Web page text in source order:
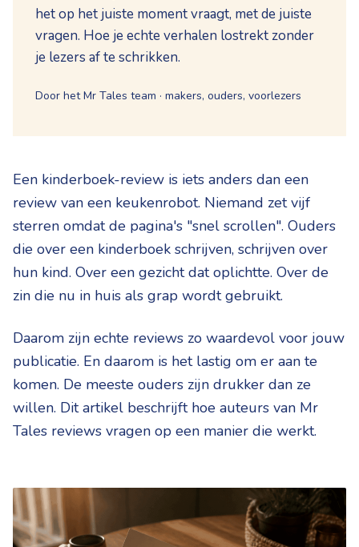
het op het juiste moment vraagt, met de juiste
vragen. Hoe je echte verhalen lostrekt zonder
je lezers af te schrikken.
Door het Mr Tales team · makers, ouders, voorlezers
Een kinderboek-review is iets anders dan een
review van een keukenrobot. Niemand zet vijf
sterren omdat de pagina's "snel scrollen". Ouders
die over een kinderboek schrijven, schrijven over
hun kind. Over een gezicht dat oplichtte. Over de
zin die nu in huis als grap wordt gebruikt.
Daarom zijn echte reviews zo waardevol voor jouw
publicatie. En daarom is het lastig om er aan te
komen. De meeste ouders zijn drukker dan ze
willen. Dit artikel beschrijft hoe auteurs van Mr
Tales reviews vragen op een manier die werkt.